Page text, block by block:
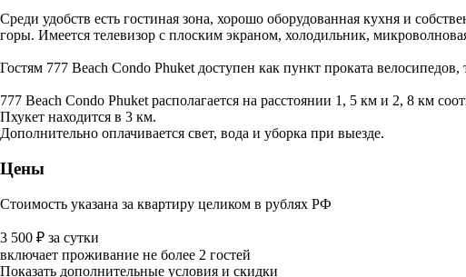
Среди удобств есть гостиная зона, хорошо оборудованная кухня и
горы. Имеется телевизор с плоским экраном, холодильник,
Гостям 777 Beach Condo Phuket доступен как пункт проката
777 Beach Condo Phuket располагается на расстоянии 1, 5 км и 2, 8 км
Пхукет находится в 3 км.
Дополнительно оплачивается свет, вода и уборка при выезде.
Цены
Стоимость указана за квартиру целиком в рублях РФ
3 500 ₽ за сутки
включает проживание не более 2 гостей
Показать дополнительные условия и скидки